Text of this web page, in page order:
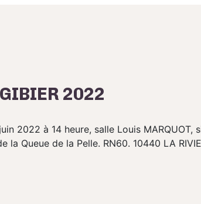
2022
2022 à 14 heure, salle Louis MARQUOT,
la Queue de la Pelle. RN60. 10440 LA